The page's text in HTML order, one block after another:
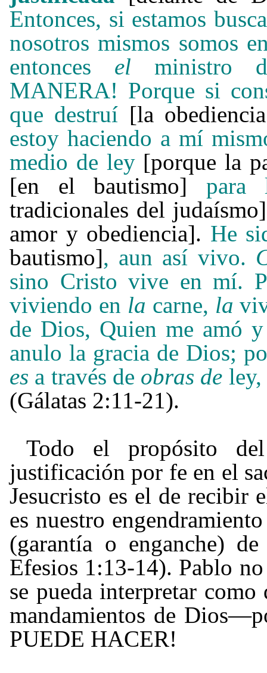
Entonces, si estamos
nosotros mismos somos
entonces elministro
MANERA! Porque si
que destruí [la
estoy haciendo a mí
medio de ley [porque la
[en el bautismo]
tradicionales del judaísmo]
amor y obediencia]. He
bautismo], aun así vivo.
sino Cristo vive en mí.
viviendo en la carne, la
de Dios, Quien me amó
anulo la gracia de Dios;
es a través de obras de
(Gálatas 2:11-21).
Todo el propósito
justificación por fe en el
Jesucristo es el de recibir
es nuestro
(garantía o enganche)
Efesios 1:13-14). Pablo
se pueda interpretar
mandamientos de Dios—
PUEDE HACER!